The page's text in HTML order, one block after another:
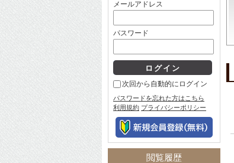
メールアドレス
パスワード
次回から自動的にログイン
パスワードを忘れた方はこちら
利用規約 プライバシーポリシー
閲覧履歴